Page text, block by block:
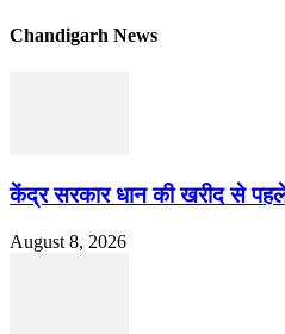
Chandigarh News
केंद्र सरकार धान की खरीद से
August 8, 2026